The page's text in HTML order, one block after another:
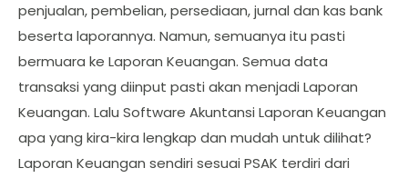
penjualan, pembelian, persediaan, jurnal dan kas bank
beserta laporannya. Namun, semuanya itu pasti
bermuara ke Laporan Keuangan. Semua data
transaksi yang diinput pasti akan menjadi Laporan
Keuangan. Lalu Software Akuntansi Laporan Keuangan
apa yang kira-kira lengkap dan mudah untuk dilihat?
Laporan Keuangan sendiri sesuai PSAK terdiri dari